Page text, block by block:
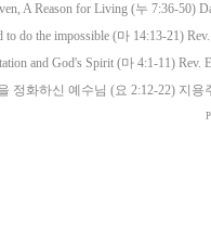
A Reason for Living (누 7:36-50)
to do the impossible (마 14:13-21)
and God's Spirit (마 4:1-11) Rev.
정화하신 예수님 (요 2:12-22) 지용